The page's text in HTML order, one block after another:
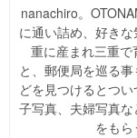
nanachiro。
に通い詰め、好きな
重に産まれ三重
と、郵便局を巡る
どを見つけるとつ
子写真、夫婦写真
をもら